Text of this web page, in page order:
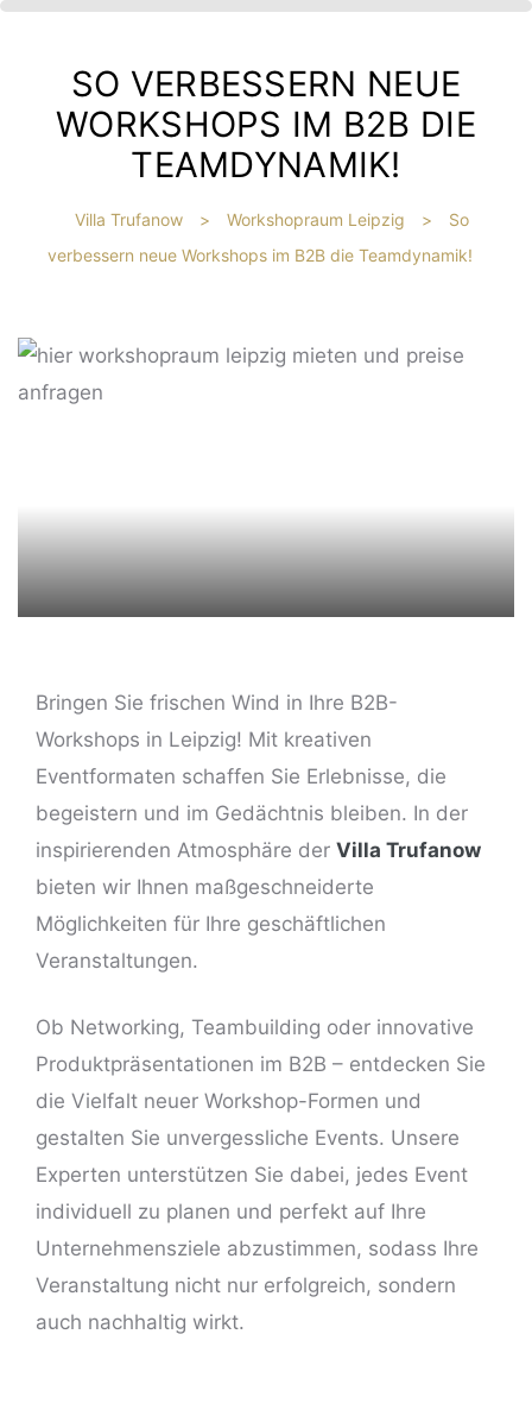
SO VERBESSERN NEUE
WORKSHOPS IM B2B DIE
TEAMDYNAMIK!
Villa Trufanow > Workshopraum Leipzig >
So
verbessern neue Workshops im B2B die Teamdynamik!
Bringen Sie frischen Wind in Ihre B2B-
Workshops in Leipzig! Mit kreativen
Eventformaten schaffen Sie Erlebnisse, die
begeistern und im Gedächtnis bleiben. In der
inspirierenden Atmosphäre der Villa Trufanow
bieten wir Ihnen maßgeschneiderte
Möglichkeiten für Ihre geschäftlichen
Veranstaltungen.
Ob Networking, Teambuilding oder innovative
Produktpräsentationen im B2B – entdecken Sie
die Vielfalt neuer Workshop-Formen und
gestalten Sie unvergessliche Events. Unsere
Experten unterstützen Sie dabei, jedes Event
individuell zu planen und perfekt auf Ihre
Unternehmensziele abzustimmen, sodass Ihre
Veranstaltung nicht nur erfolgreich, sondern
auch nachhaltig wirkt.